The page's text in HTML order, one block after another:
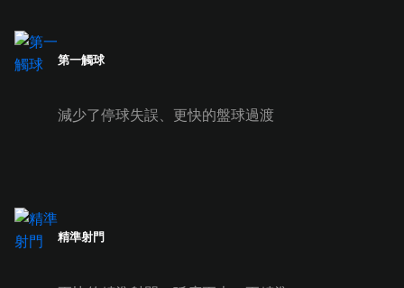
第一觸球
減少了停球失誤、更快的盤球過渡
精準射門